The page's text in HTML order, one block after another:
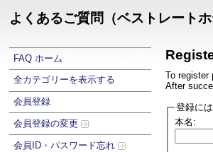
よくあるご質問（ベストレートホ
FAQ ホーム
全カテゴリーを表示する
会員登録
会員登録の変更
会員ID・パスワード忘れ
To register
After
登録に
本名: